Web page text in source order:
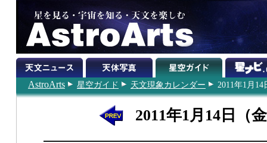
AstroArts 星空ガイド 天文現象カレンダー 2011年1月14
2011年1月14日（